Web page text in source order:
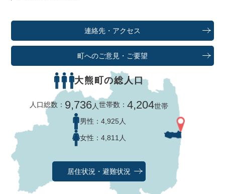
連絡先・アクセス
町へのご意見・ご要望
大熊町の総人口
人口総数： 9,736人世帯数：4,204世帯
男性： 4,925人
女性： 4,811人
居住状況・避難状況